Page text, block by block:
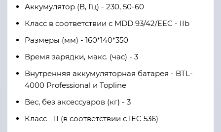
Аккумулятор (В, Гц) - 230, 50-60
Класс в соответствии с MDD 93/42/EEC - IIb
Размеры (мм) - 160*140*350
Время зарядки, макс. (час) - 3
Внутренняя аккумуляторная батарея - BTL-
4000 Professional и Topline
Вес, без аксессуаров (кг) - 3
Класс - II (в соответствии с IEC 536)